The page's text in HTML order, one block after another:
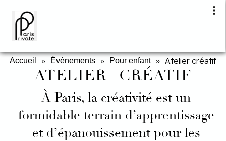
Accueil » Évènements » Pour enfant » Atelier créatif
ATELIER CRÉATIF
À Paris, la créativité est un
formidable terrain d’apprentissage
et d’épanouissement pour les